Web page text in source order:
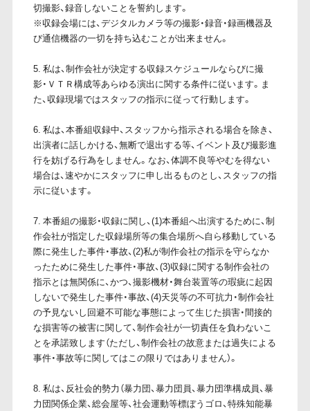
切撮影、録音しないことを誓約します。
※収録会場には、デジタルカメラ等の撮影・録音・録画機器及
び通信機器の一切を持ち込むことが出来ません。
5. 私は、制作会社が決定する収録スケジュールならびに撮
影・ＶＴＲ構成等あらゆる演出に関する条件に従います。ま
た、収録現場ではスタッフの指示に従って行動します。
6. 私は、本番組収録中、スタッフから指示される場合を除き、
出演者に話しかける、無断で退出する等、イベント及び撮影進
行を妨げる行為をしません。なお、体調不良等やむを得ない
場合は、速やかにスタッフに申し出るものとし、スタッフの指
示に従います。
7. 本番組の撮影・収録に関し、(1)本番組へ出演するために、制
作会社が指定した収録場所等の集合場所へ自ら移動している
際に発生した事件・事故、(2)私が制作会社の指示を守らなか
ったために発生した事件・事故、(3)収録に関する制作会社の
指示とは無関係に、かつ、撮影機材・舞台装置等の瑕疵に起因
しないで発生した事件・事故、(4)天災等の不可抗力・制作会社
の予見ないし回避不可能な事態によって生じた損害・間接的
な損害等の被害に関して、制作会社が一切責任を負わないこ
とを承諾致します（ただし、制作会社の故意または過失による
事件・事故等に関してはこの限りではありません）。
8. 私は、反社会的勢力（暴力団、暴力団員、暴力団準構成員、暴
力団関係企業、総会屋等、社会運動等標ぼうゴロ、特殊知能暴